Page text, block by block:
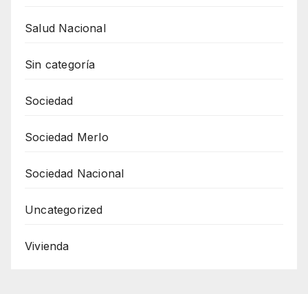
Salud Nacional
Sin categoría
Sociedad
Sociedad Merlo
Sociedad Nacional
Uncategorized
Vivienda